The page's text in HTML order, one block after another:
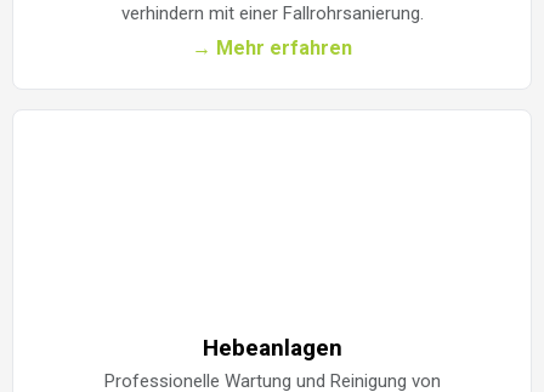
verhindern mit einer Fallrohrsanierung.
→ Mehr erfahren
Hebeanlagen
Professionelle Wartung und Reinigung von